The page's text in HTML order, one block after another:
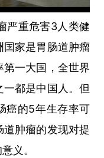
严重危害3人类健
国家是胃肠道肿瘤
一大国，全世界
都是中国人。但
癌的5年生存率可
肿瘤的发现对提
义。